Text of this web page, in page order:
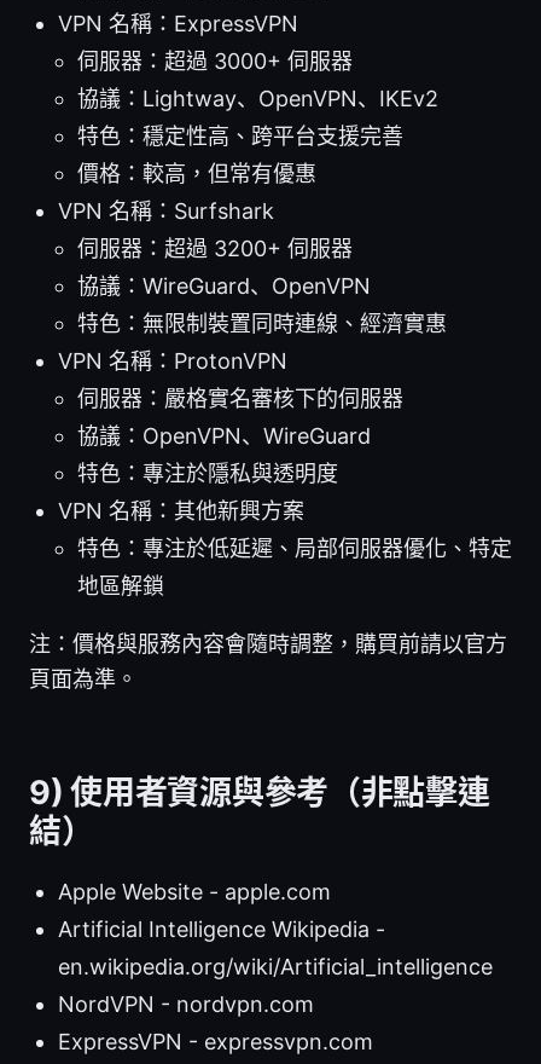
VPN 名稱：ExpressVPN
伺服器：超過 3000+ 伺服器
協議：Lightway、OpenVPN、IKEv2
特色：穩定性高、跨平台支援完善
價格：較高，但常有優惠
VPN 名稱：Surfshark
伺服器：超過 3200+ 伺服器
協議：WireGuard、OpenVPN
特色：無限制裝置同時連線、經濟實惠
VPN 名稱：ProtonVPN
伺服器：嚴格實名審核下的伺服器
協議：OpenVPN、WireGuard
特色：專注於隱私與透明度
VPN 名稱：其他新興方案
特色：專注於低延遲、局部伺服器優化、特定
地區解鎖
注：價格與服務內容會隨時調整，購買前請以官方
頁面為準。
9) 使用者資源與參考（非點擊連
結）
Apple Website - apple.com
Artificial Intelligence Wikipedia -
en.wikipedia.org/wiki/Artificial_intelligence
NordVPN - nordvpn.com
ExpressVPN - expressvpn.com